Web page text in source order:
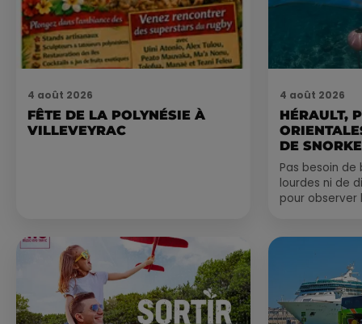
4 août 2026
FÊTE DE LA POLYNÉSIE À
VILLEVEYRAC
4 août 2026
HÉRAULT,
DE
Pas besoin
lourdes ni de
pour observer